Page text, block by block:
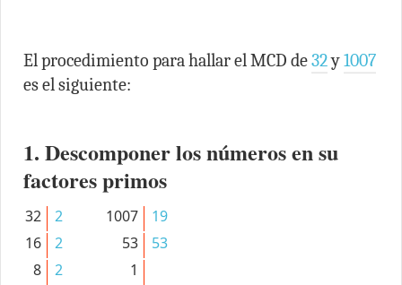
El procedimiento para hallar el MCD de32y1007
es el siguiente:
1. Descomponer los números en su
factores primos
32
2
16
2
8
2
1007
19
53
53
1